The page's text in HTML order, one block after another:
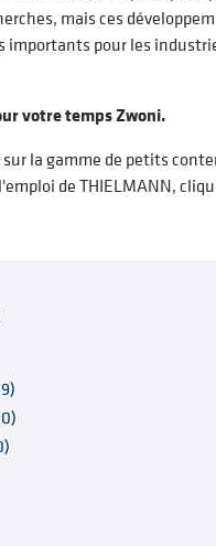
mais ces
importants pour les
votre temps Zwoni.
la gamme de petits
de THIELMANN,